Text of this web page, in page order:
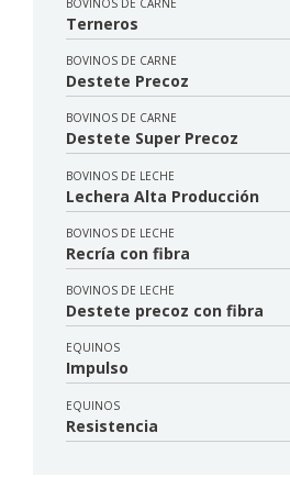
Terneros
BOVINOS DE CARNE
Destete Precoz
BOVINOS DE CARNE
Destete Super Precoz
BOVINOS DE LECHE
Lechera Alta Producción
BOVINOS DE LECHE
Recría con fibra
BOVINOS DE LECHE
Destete precoz con fibra
EQUINOS
Impulso
EQUINOS
Resistencia